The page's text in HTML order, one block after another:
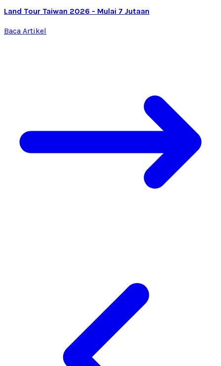
Land Tour Taiwan 2026 - Mulai 7 Jutaan
Baca Artikel